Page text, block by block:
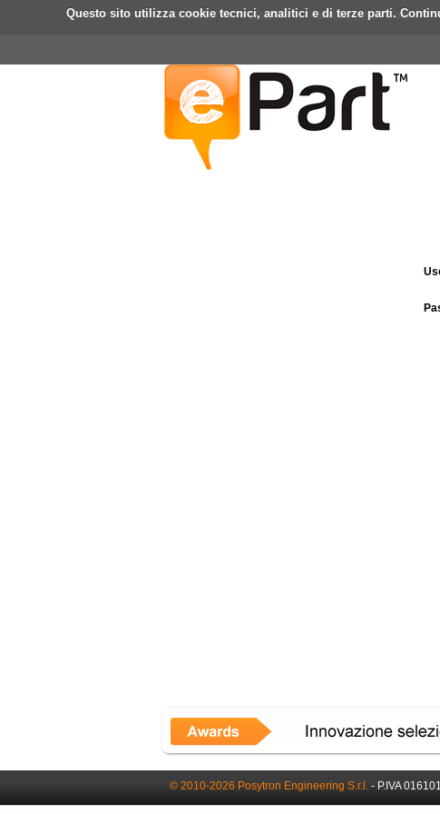
Questo sito utilizza cookie tecnici, analitici e di terze parti.
Home ePart Mobile Faq
© 2010-2026 Posytron Engineering S.r.l. - P.IVA